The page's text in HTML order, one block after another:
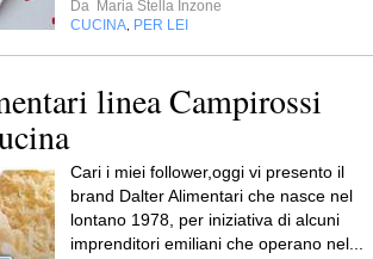
Da Maria Stella Inzone
CUCINA PER LEI
linea Campirossi
Cari i miei follower,oggi vi presento il
brand Dalter Alimentari che nasce nel
lontano 1978, per iniziativa di alcuni
imprenditori emiliani che operano nel...